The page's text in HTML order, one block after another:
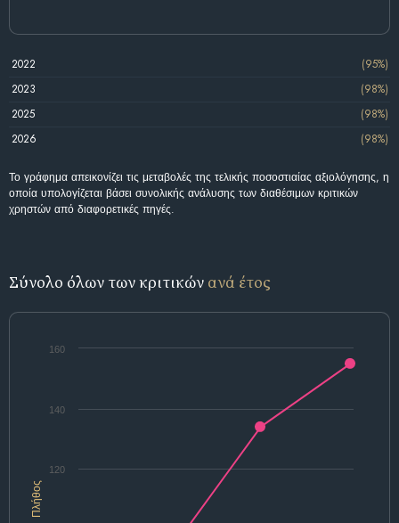
2022
(95%)
2023
(98%)
2025
(98%)
2026
(98%)
Το γράφημα απεικονίζει τις μεταβολές της τελικής ποσοστιαίας αξιολόγησης, η
οποία υπολογίζεται βάσει συνολικής ανάλυσης των διαθέσιμων κριτικών
χρηστών από διαφορετικές πηγές.
Σύνολο όλων των κριτικών ανά έτος
Πλήθος
120
140
160